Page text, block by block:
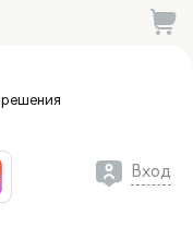
решения
Вход